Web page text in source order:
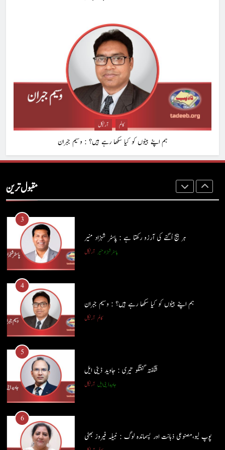
آرٹیکل کالم
ہم اپنے بیٹوں کو کیا سکھا رہے ہیں؟ : وسیم جبران
مقبول ترین
ایمان،عقل اور آنے والا اِنسان : ڈاکٹر ایورسٹ جان
آرٹیکل ڈاکٹر ایورسٹ جان
1
حب الوطنی اور مذہبی وابستگی : نبیلہ فیروز بھٹی
کالم
2
3
ہر بیج اُگنے کی آرزو رکھتا ہے : پاسٹر شہزاد منیر
آرٹیکل پاسٹر شہزاد منیر
4
ہم اپنے بیٹوں کو کیا سکھا رہے ہیں؟ : وسیم جبران
آرٹیکل کالم
5
شگفتہ گفتگو تیری : جاوید ڈینی ایل
آرٹیکل جاوید ڈینی ایل
6
پوپ لیو،مصنوعی ذہانت اور پسماندہ لوگ : نبیلہ فیروز بھٹی